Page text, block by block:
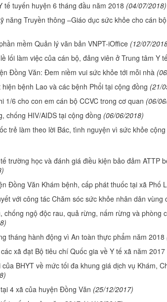
tế tuyến huyện 6 tháng đầu năm 2018 (04/07/2018)
năng Truyền thông –Giáo dục sức khỏe cho cán
mềm Quản lý văn bản VNPT-iOffice (12/07/
lối làm việc của cán bộ, đảng viên ở Trung tâm Y
Đồng Văn: Đem niềm vui sức khỏe tới mỗi nhà
bệnh Lao và các bệnh Phổi tại cộng đồng (21/
1/6 cho con em cán bộ CCVC trong cơ quan (06/
chống HIV/AIDS tại cộng đồng (06/06/2018)
trẻ làm theo lời Bác, tình nguyện vì sức khỏe
trường học và đánh giá điều kiện bảo đảm ATTP
Đồng Văn Khám bệnh, cấp phát thuốc tại xã Phố
với công tác Chăm sóc sức khỏe nhân dân vùng
chống ngộ độc rau, quả rừng, nấm rừng và phòng
tháng hành động vì An toàn thực phẩm năm 2018
xã đạt Bộ tiêu chí Quốc gia về Y tế xã năm 2017
BHYT về mức tối đa khung giá dịch vụ Khám,
4 xã của huyện Đồng Văn (25/12/2017)